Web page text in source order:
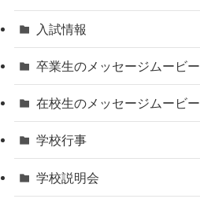
入試情報
卒業生のメッセージムービー
在校生のメッセージムービー
学校行事
学校説明会